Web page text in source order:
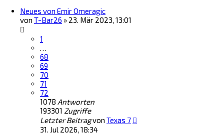
Neues von Emir Omeragic
von T-Bar26 » 23. Mär 2023, 13:01
1
…
68
69
70
71
72
1078 Antworten
193301 Zugriffe
Letzter Beitragvon Texas 7
31. Jul 2026, 18:34